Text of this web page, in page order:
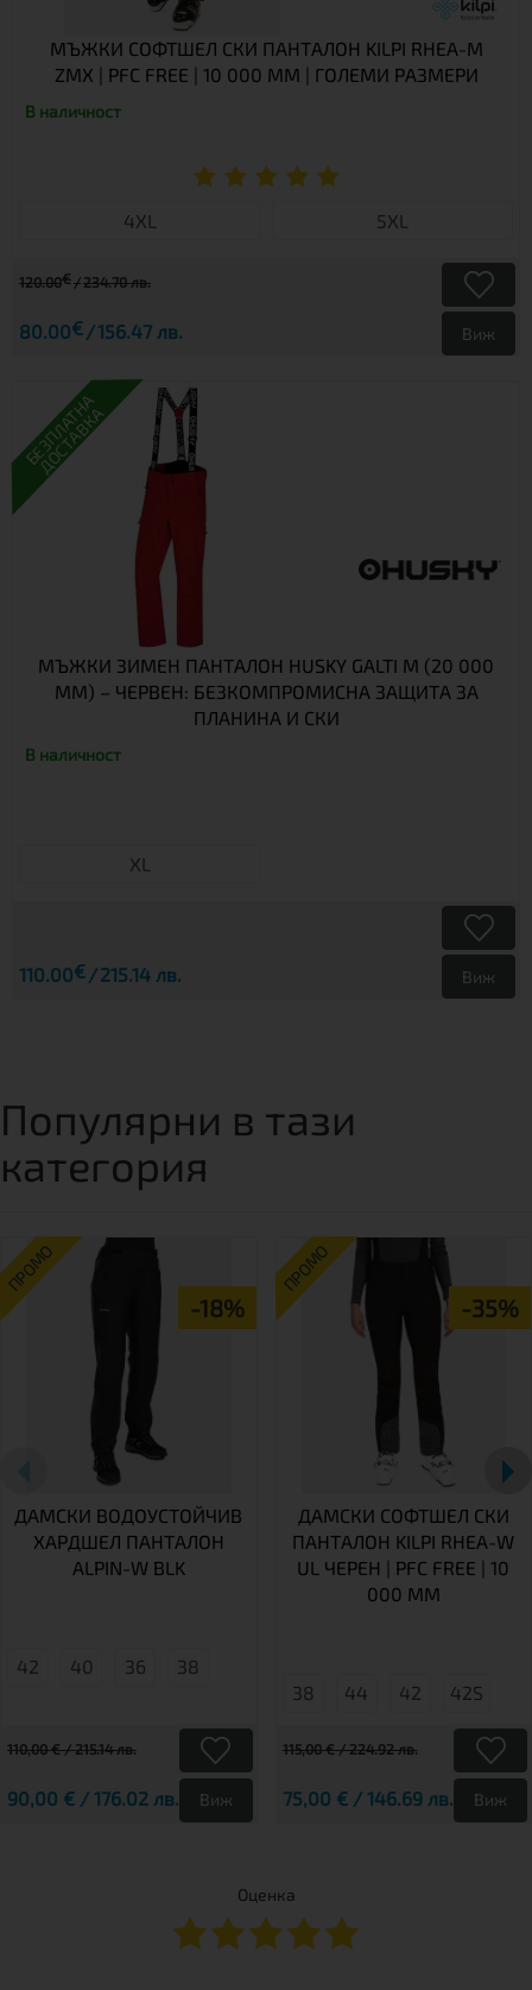
МЪЖКИ СОФТШЕЛ СКИ ПАНТАЛОН KILPI RHEA-M
ZMX | PFC FREE | 10 000 ММ | ГОЛЕМИ РАЗМЕРИ
В наличност
4XL 5XL
120.00€ 234.70 лв.
80.00€ 156.47 лв. Виж
БЕЗПЛАТНА
ДОСТАВКА
МЪЖКИ ЗИМЕН ПАНТАЛОН HUSKY GALTI M (20 000
MM) – ЧЕРВЕН: БЕЗКОМПРОМИСНА ЗАЩИТА ЗА
ПЛАНИНА И СКИ
В наличност
XL
110.00€ 215.14 лв. Виж
Популярни в тази
категория
ПРОМО
-18%
ДАМСКИ ВОДОУСТОЙЧИВ
ХАРДШЕЛ ПАНТАЛОН
ALPIN-W BLK
42 40 36 38
110,00 € / 215.14 лв.
90,00 € / 176.02 лв. Виж
ПРОМО
-35%
ДАМСКИ СОФТШЕЛ СКИ
ПАНТАЛОН KILPI RHEA-W
UL ЧЕРЕН | PFC FREE | 10
000 ММ
38 44 42 42S
115,00 € / 224.92 лв.
75,00 € / 146.69 лв. Виж
Оценка